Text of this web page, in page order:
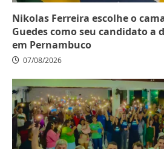
Nikolas Ferreira escolhe o
Guedes como seu candidato a
em Pernambuco
07/08/2026